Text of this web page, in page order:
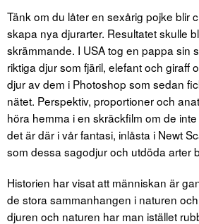
Tänk om du låter en sexårig pojke blir
skapa nya djurarter. Resultatet skulle
skrämmande. I USA tog en pappa sin
riktiga djur som fjäril, elefant och giraff
djur av dem i Photoshop som sedan
nätet. Perspektiv, proportioner och
höra hemma i en skräckfilm om de
det är där i vår fantasi, inlåsta i Newt
som dessa sagodjur och utdöda arter
Historien har visat att människan är
de stora sammanhangen i naturen
djuren och naturen har man istället